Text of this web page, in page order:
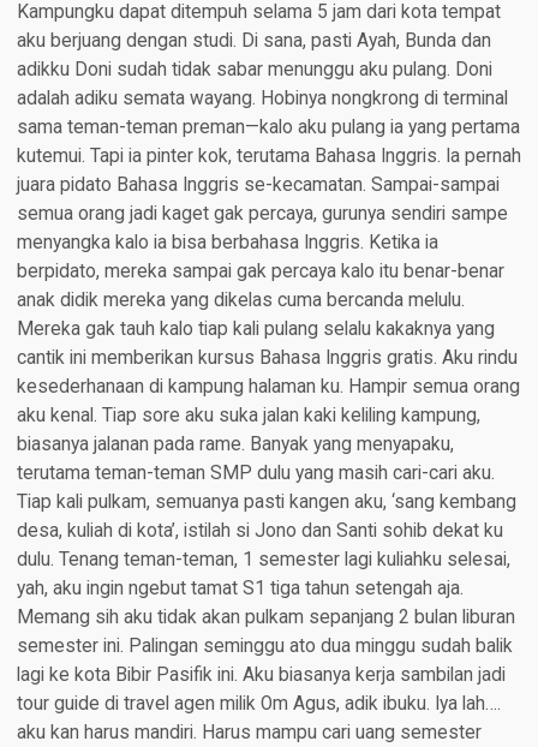
Kampungku dapat ditempuh selama 5 jam dari kota tempat
aku berjuang dengan studi. Di sana, pasti Ayah, Bunda dan
adikku Doni sudah tidak sabar menunggu aku pulang. Doni
adalah adiku semata wayang. Hobinya nongkrong di terminal
sama teman-teman preman—kalo aku pulang ia yang pertama
kutemui. Tapi ia pinter kok, terutama Bahasa Inggris. Ia pernah
juara pidato Bahasa Inggris se-kecamatan. Sampai-sampai
semua orang jadi kaget gak percaya, gurunya sendiri sampe
menyangka kalo ia bisa berbahasa Inggris. Ketika ia
berpidato, mereka sampai gak percaya kalo itu benar-benar
anak didik mereka yang dikelas cuma bercanda melulu.
Mereka gak tauh kalo tiap kali pulang selalu kakaknya yang
cantik ini memberikan kursus Bahasa Inggris gratis. Aku rindu
kesederhanaan di kampung halaman ku. Hampir semua orang
aku kenal. Tiap sore aku suka jalan kaki keliling kampung,
biasanya jalanan pada rame. Banyak yang menyapaku,
terutama teman-teman SMP dulu yang masih cari-cari aku.
Tiap kali pulkam, semuanya pasti kangen aku, ‘sang kembang
desa, kuliah di kota’, istilah si Jono dan Santi sohib dekat ku
dulu. Tenang teman-teman, 1 semester lagi kuliahku selesai,
yah, aku ingin ngebut tamat S1 tiga tahun setengah aja.
Memang sih aku tidak akan pulkam sepanjang 2 bulan liburan
semester ini. Palingan seminggu ato dua minggu sudah balik
lagi ke kota Bibir Pasifik ini. Aku biasanya kerja sambilan jadi
tour guide di travel agen milik Om Agus, adik ibuku. Iya lah….
aku kan harus mandiri. Harus mampu cari uang semester